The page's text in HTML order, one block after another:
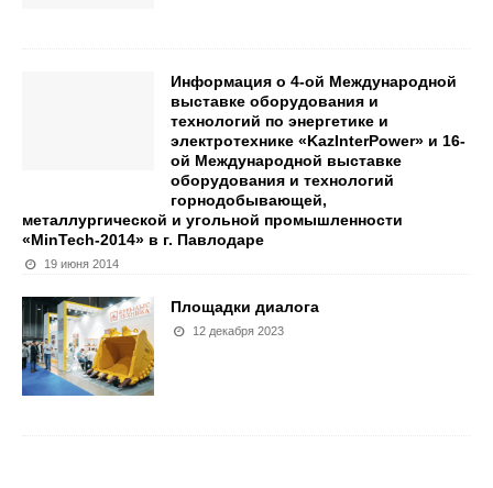
Информация о 4-ой Международной
выставке оборудования и
технологий по энергетике и
электротехнике «KazInterPower» и 16-
ой Международной выставке
оборудования и технологий
горнодобывающей,
металлургической и угольной промышленности
«MinTech-2014» в г. Павлодаре
19 июня 2014
Площадки диалога
12 декабря 2023